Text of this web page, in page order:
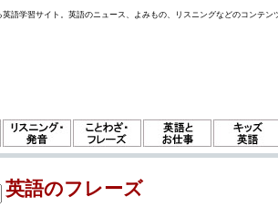
語学習サイト。英語のニュース、よみもの、リスニングなどのコンテン
英語のフレーズ